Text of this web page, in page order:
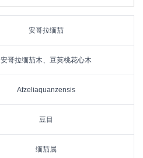
安哥拉缅茄
安哥拉缅茄木、豆荚桃花心木
Afzeliaquanzensis
豆目
缅茄属